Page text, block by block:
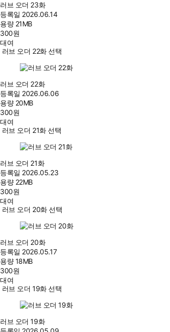
러브 오더 23화
등록일 2026.06.14
용량 21MB
300원
대여
러브 오더 22화 선택
러브 오더 22화
등록일 2026.06.06
용량 20MB
300원
대여
러브 오더 21화 선택
러브 오더 21화
등록일 2026.05.23
용량 22MB
300원
대여
러브 오더 20화 선택
러브 오더 20화
등록일 2026.05.17
용량18MB
300원
대여
러브 오더 19화 선택
러브 오더 19화